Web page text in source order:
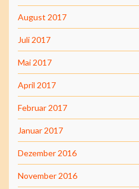
August 2017
Juli 2017
Mai 2017
April 2017
Februar 2017
Januar 2017
Dezember 2016
November 2016